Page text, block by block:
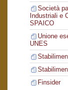
Società
Industriali e
SPAICO
Unione
UNES
Finsider